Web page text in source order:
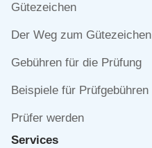
Gütezeichen
Der Weg zum Gütezeichen
Gebühren für die Prüfung
Beispiele für Prüfgebühren
Prüfer werden
Services